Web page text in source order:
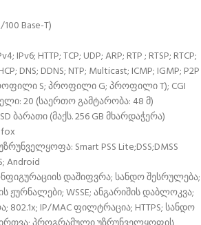
Base-T)
HTTP; TCP; UDP; ARP; RTP ; RTSP; RTCP;
DNS; DDNS; NTP; Multicast; ICMP; IGMP; P2P
S; პროფილი G; პროფილი T); CGI
20 (საერთო გამტარობა: 48 მ)
SD ბარათი (მაქს. 256 GB მხარდაჭერა)
Smart PSS Lite;DSS;DMSS
Android
დაშიფვრა; სანდო შესრულება;
ჟურნალები; WSSE; ანგარიშის დაბლოკვა;
802.1x; IP/MAC ფილტრაცია; HTTPS; სანდო